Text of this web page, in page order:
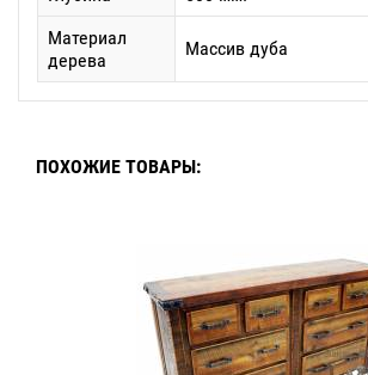
Материал
дерева
Массив дуба
ПОХОЖИЕ ТОВАРЫ: